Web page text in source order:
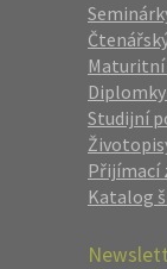
Studijní
Přijímací
Katalog